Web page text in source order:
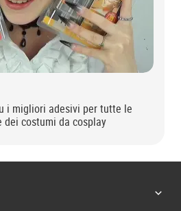
i migliori adesivi per tutte le
costumi da cosplay